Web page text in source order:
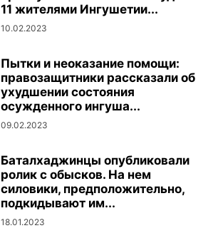
11 жителями Ингушетии...
10.02.2023
Пытки и неоказание помощи:
правозащитники рассказали об
ухудшении состояния
осужденного ингуша...
09.02.2023
Баталхаджинцы опубликовали
ролик с обысков. На нем
силовики, предположительно,
подкидывают им...
18.01.2023